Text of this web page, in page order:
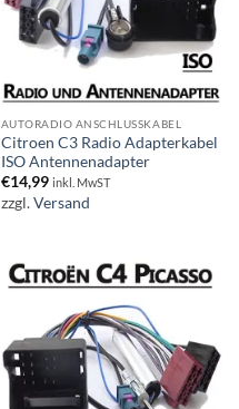
AUTORADIO ANSCHLUSSKABEL
Citroen C3 Radio Adapterkabel
ISO Antennenadapter
€14,99 inkl. MwST
zzgl.Versand